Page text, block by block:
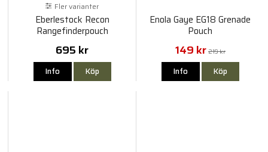
Fler varianter
Eberlestock Recon
Rangefinderpouch
695 kr
Info Köp
Enola Gaye EG18 Grenade
Pouch
149 kr 219 kr
Info Köp